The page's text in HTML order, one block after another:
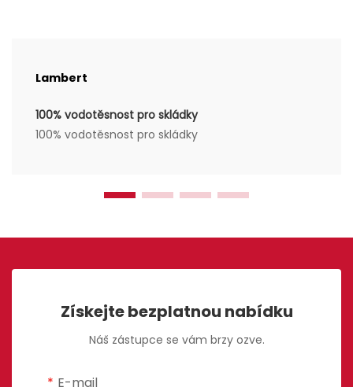
Lambert
100% vodotěsnost pro skládky
100% vodotěsnost pro skládky
Získejte bezplatnou nabídku
Náš zástupce se vám brzy ozve.
E-mail